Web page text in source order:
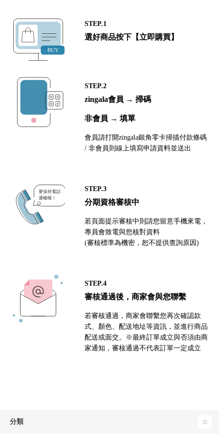
STEP.1
選好商品按下【立即購買】
STEP.2
zingala會員 → 掃碼
非會員 → 填單
會員請打開zingala銀角零卡掃描付款條碼
/ 非會員則線上填寫申請資料並送出
STEP.3
分期資格審核中
若頁面提示審核中則請您留意手機來電，
專員會致電與您核對資料
(審核標準為機密，恕不提供查詢原因)
STEP.4
審核通過後，商家會與您聯繫
若審核通過，商家會聯繫您再次確認款
式、顏色、配送地址等資訊，並進行商品
配送或面交。※最終訂單成立與否須由商
家通知，審核通過不代表訂單一定成立
分類